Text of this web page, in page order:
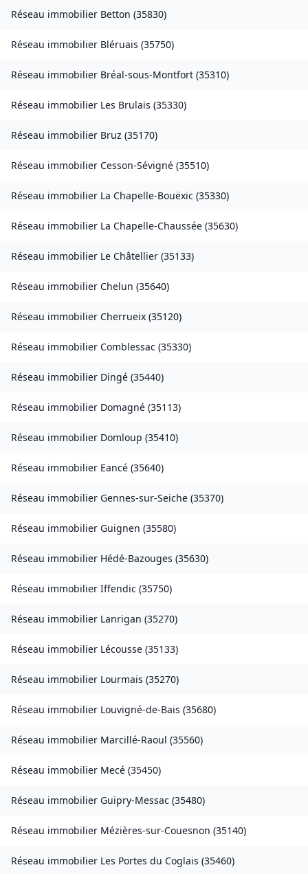
Réseau immobilier Betton (35830)
Réseau immobilier Bléruais (35750)
Réseau immobilier Bréal-sous-Montfort (35310)
Réseau immobilier Les Brulais (35330)
Réseau immobilier Bruz (35170)
Réseau immobilier Cesson-Sévigné (35510)
Réseau immobilier La Chapelle-Bouëxic (35330)
Réseau immobilier La Chapelle-Chaussée (35630)
Réseau immobilier Le Châtellier (35133)
Réseau immobilier Chelun (35640)
Réseau immobilier Cherrueix (35120)
Réseau immobilier Comblessac (35330)
Réseau immobilier Dingé (35440)
Réseau immobilier Domagné (35113)
Réseau immobilier Domloup (35410)
Réseau immobilier Eancé (35640)
Réseau immobilier Gennes-sur-Seiche (35370)
Réseau immobilier Guignen (35580)
Réseau immobilier Hédé-Bazouges (35630)
Réseau immobilier Iffendic (35750)
Réseau immobilier Lanrigan (35270)
Réseau immobilier Lécousse (35133)
Réseau immobilier Lourmais (35270)
Réseau immobilier Louvigné-de-Bais (35680)
Réseau immobilier Marcillé-Raoul (35560)
Réseau immobilier Mecé (35450)
Réseau immobilier Guipry-Messac (35480)
Réseau immobilier Mézières-sur-Couesnon (35140)
Réseau immobilier Les Portes du Coglais (35460)